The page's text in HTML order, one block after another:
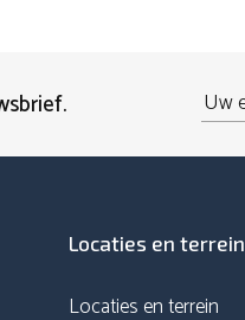
Email
Locaties en terrein
Locaties en terrein